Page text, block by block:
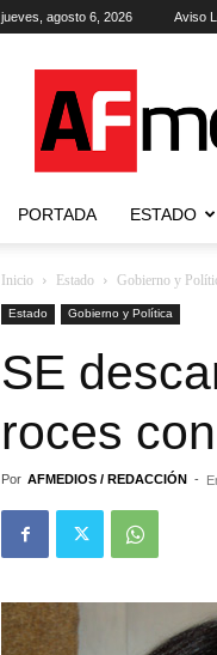
jueves, agosto 6, 2026 Aviso
PORTADA ESTADO
Inicio Estado Gobierno y
Estado Gobierno y Política
SE
roces
Por AFMEDIOS / REDACCIÓN -